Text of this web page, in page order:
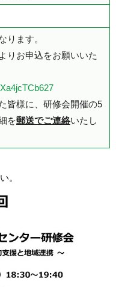
ります。
りお申込をお願いいた
皆様に、研修会開催の5
を郵送でご連絡いたし
。